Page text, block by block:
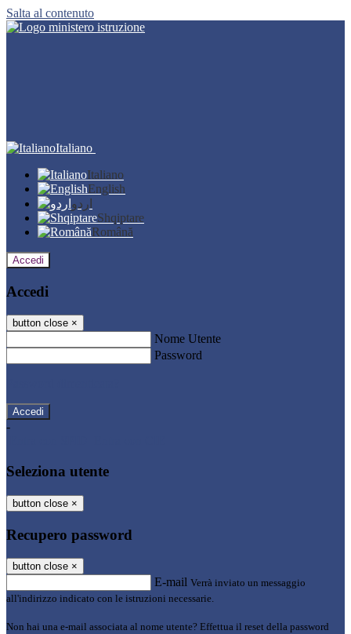
Salta al contenuto
Italiano
Italiano
English
اردو
Shqiptare
Română
Accedi
Accedi
button close ×
Nome Utente
Password
-
Seleziona utente
button close ×
Recupero password
button close ×
E-mail Verrà inviato un messaggio
all'indirizzo indicato con le istruzioni necessarie.
Non hai una e-mail associata al nome utente? Effettua il reset della password